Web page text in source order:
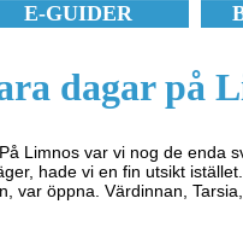
E-GUIDER
dagar på
Limnos var vi nog de enda
hade vi en fin utsikt
var öppna. Värdinnan,